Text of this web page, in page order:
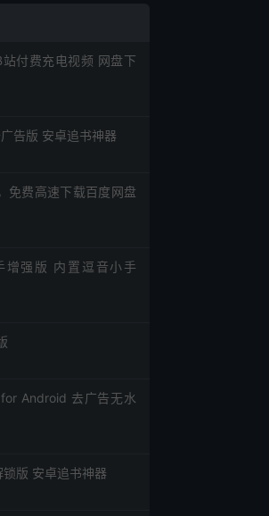
付费充电视频 网盘下
告版 安卓追书神器
免费高速下载百度网盘
增强版 内置逗音小手
Android 去广告无水
版 安卓追书神器